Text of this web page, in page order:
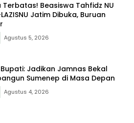
Terbatas! Beasiswa Tahfidz NU
Jatim Dibuka, Buruan
Agustus 5, 2026
Jadikan Jamnas Bekal
Sumenep di Masa Depan
Agustus 4, 2026